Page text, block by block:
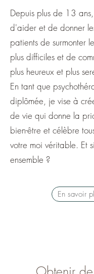
Depuis plus de 13
d'aider et de donner
patients de surmonter
plus difficiles et de
plus heureux et plus
En tant que
diplômée, je vise à
de vie qui donne la
bien-être et célèbre
votre moi véritable. Et
ensemble ?
En savoir